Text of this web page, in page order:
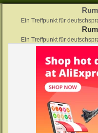
Ein Treffpunkt für
Ein Treffpunkt für